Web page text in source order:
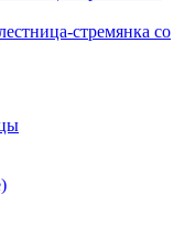
стремянка со